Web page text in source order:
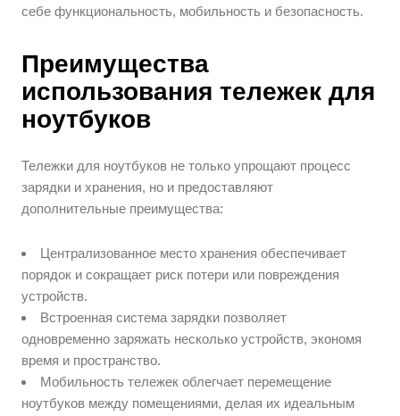
себе функциональность, мобильность и безопасность.
Преимущества
использования тележек для
ноутбуков
Тележки для ноутбуков не только упрощают процесс
зарядки и хранения, но и предоставляют
дополнительные преимущества:
Централизованное место хранения обеспечивает
порядок и сокращает риск потери или повреждения
устройств.
Встроенная система зарядки позволяет
одновременно заряжать несколько устройств, экономя
время и пространство.
Мобильность тележек облегчает перемещение
ноутбуков между помещениями, делая их идеальным